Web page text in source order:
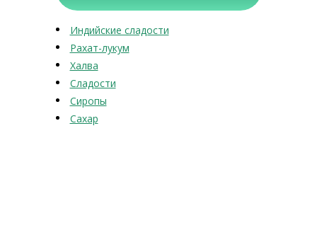
Индийские сладости
Рахат-лукум
Халва
Сладости
Сиропы
Сахар